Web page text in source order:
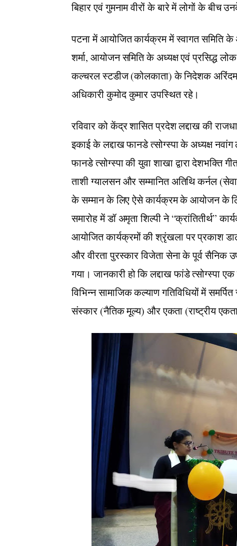
बिहार एवं गुमनाम वीरों के बारे में लोगों के बीच
पटना में आयोजित कार्यक्रम में स्वागत समिति के
शर्मा, आयोजन समिति के अध्यक्ष एवं प्रसिद्ध
कल्चरल स्टडीज (कोलकाता) के निदेशक
अधिकारी कुमोद कुमार उपस्थित रहे।
रविवार को केंद्र शासित प्रदेश लद्दाख की
इकाई के लद्दाख फानडे त्सोग्स्पा के अध्यक्ष
फानडे त्सोग्स्पा की युवा शाखा द्वारा
ताशी ग्यालसन और सम्मानित अतिथि कर्नल
के सम्मान के लिए ऐसे कार्यक्रम के आयोजन के
समारोह में डॉ अमृता शिल्पी ने “क्रांतितीर्थ”
आयोजित कार्यक्रमों की श्रृंखला पर प्रकाश
और वीरता पुरस्कार विजेता सेना के पूर्व सैनिक
गया। जानकारी हो कि लद्दाख फांडे त्सोग्स्पा
विभिन्न सामाजिक कल्याण गतिविधियों में
संस्कार (नैतिक मूल्य) और एकता (राष्ट्रीय